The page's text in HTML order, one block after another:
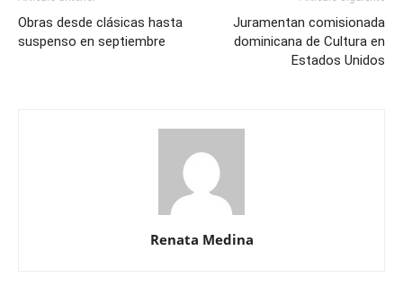
Obras desde clásicas hasta
suspenso en septiembre
Juramentan comisionada
dominicana de Cultura en
Estados Unidos
Renata Medina